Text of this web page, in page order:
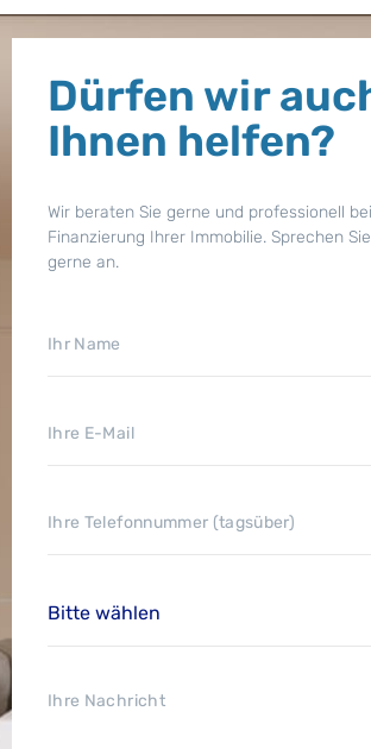
Dürfen wir
Ihnen helfen?
Wir beraten Sie gerne und professionell
Finanzierung Ihrer Immobilie. Sprechen
gerne an.